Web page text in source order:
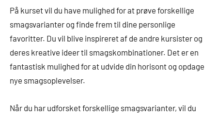
På kurset vil du have mulighed for at prøve forskellige
smagsvarianter og finde frem til dine personlige
favoritter. Du vil blive inspireret af de andre kursister og
deres kreative ideer til smagskombinationer. Det er en
fantastisk mulighed for at udvide din horisont og opdage
nye smagsoplevelser.
Når du har udforsket forskellige smagsvarianter, vil du